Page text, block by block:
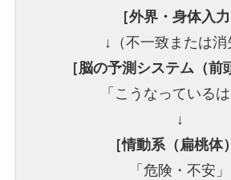
［外界・身体入力
↓（不一致または消
［脳の予測システム（前
「こうなっているは
↓
［情動系（扁桃体
「危険・不安」